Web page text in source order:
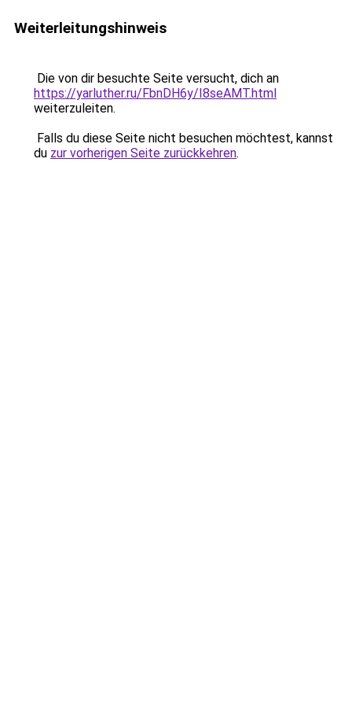
Weiterleitungshinweis
Die von dir besuchte Seite versucht, dich an
https://yarluther.ru/FbnDH6y/I8seAMT.html
weiterzuleiten.
Falls du diese Seite nicht besuchen möchtest, kannst
du zur vorherigen Seite zurückkehren.